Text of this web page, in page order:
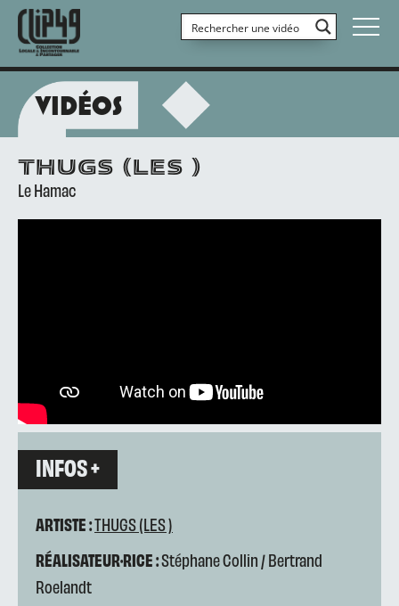
VIDÉOS
THUGS (LES )
Le Hamac
INFOS +
ARTISTE :THUGS (LES )
RÉALISATEUR·RICE :Stéphane Collin / Bertrand
Roelandt